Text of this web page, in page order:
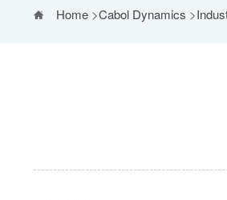
Home>Cabol Dynamics >